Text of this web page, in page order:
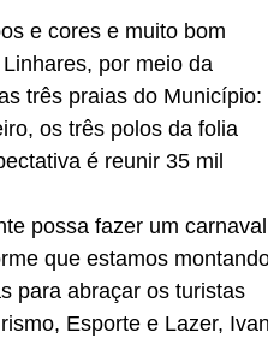
e cores e muito bom
por meio da
três praias do Município:
os três polos da folia
é reunir 35 mil
possa fazer um carnaval
que estamos
para abraçar os turistas
Esporte e Lazer,